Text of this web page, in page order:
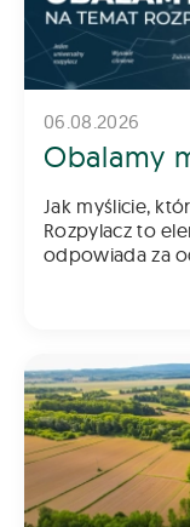
06.08.2026
Obalamy
Jak myślicie,
Rozpylacz to
odpowiada za